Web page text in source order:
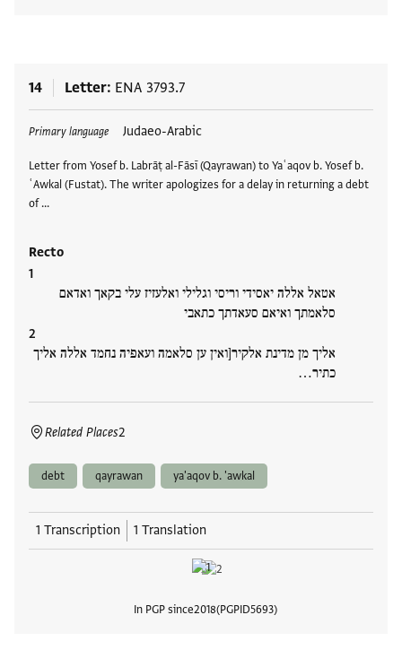
14 Letter ENA 3793.7
Primary language Judaeo-Arabic
Letter from Yosef b. Labrāṭ al-Fāsī (Qayrawan) to Yaʿaqov b. Yosef b.
ʿAwkal (Fustat). The writer apologizes for a delay in returning a debt
of …
Recto
אטאל אללה יאסידי וריסי וגלילי ואלעזיז עלי בקאך ואדאם
סלאמתך ואיאם סעאדתך כתאבי
אליך מן מדינת אלקיר[ואין ען סלאמה ועאפיה נחמד אללה אליך
כתיר…
Related Places2
Tags
debt qayrawan ya'aqov b. 'awkal
1 Transcription 1 Translation
In PGP since2018 PGPID5693